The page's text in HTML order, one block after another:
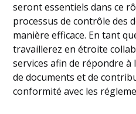
seront essentiels dans ce
processus de contrôle des
manière efficace. En tant
travaillerez en étroite
services afin de répondre
de documents et de
conformité avec les